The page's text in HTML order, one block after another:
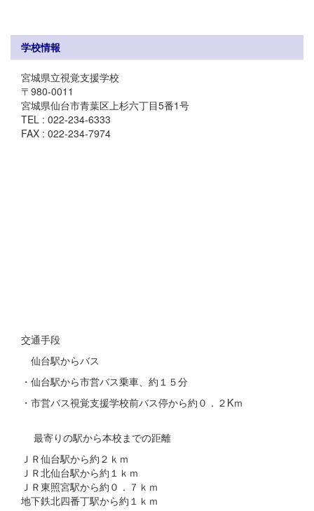
学校情報
宮城県立視覚支援学校
〒980-0011
宮城県仙台市青葉区上杉六丁目5番1号
TEL : 022-234-6333
FAX : 022-234-7974
交通手段
仙台駅からバス
・仙台駅から市営バス乗車、約１５分
・市営バス視覚支援学校前バス停から約０．２Kｍ
最寄りの駅から本校までの距離
ＪＲ仙台駅から約２ｋｍ
ＪＲ北仙台駅から約１ｋｍ
ＪＲ東照宮駅から約０．７ｋｍ
地下鉄北四番丁駅から約１ｋｍ